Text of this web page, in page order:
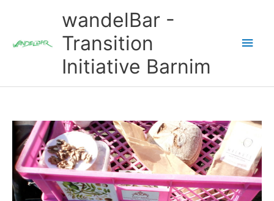
wandelBar -
Transition
Initiative Barnim